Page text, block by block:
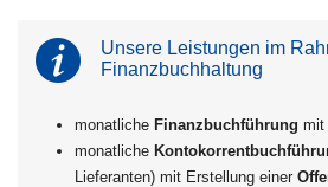
Unsere Leistungen im
Finanzbuchhaltung
monatliche Finanzbuchführung mit
monatliche
Lieferanten) mit Erstellung einer